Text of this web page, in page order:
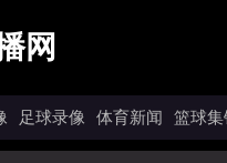
网
足球录像 体育新闻 篮球集